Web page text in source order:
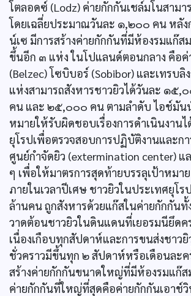
โตลอดซ์ (Lodz) ค่ายกักกันเชล์มโนสามา
โดยเฉลี่ยประมาณวันละ ๑,๒๐๐ คน หลั
น์เซ มีการสร้างค่ายกักกันที่มีห้องรมแก๊ส
ขึ้นอีก ๓ แห่ง ในโปแลนด์ตอนกลาง คือค่
(Belzec) โซบิบอร์ (Sobibor) และเทรบลิ
แห่งสามารถสังหารชาวยิวได้วันละ ๑๕
คน และ ๒๕,๐๐๐ คน ตามลำดับ ไอช์มัน
หมายให้รับผิดชอบเรื่องการดำเนินงานไ
ยุโรปเพื่อตรวจสอบการปฏิบัติงานและก
ศูนย์กำจัดยิว (extermination center) แ
ๆ เพื่อให้มาตรการสุดท้ายบรรลุเป้าหมา
ภายในเวลาปีเศษ ชาวยิวในประเทศยุโ
ล้านคน ถูกสังหารด้วยแก๊สในค่ายกักกันทั้
วาดต้อนชาวยิวในดินแดนที่เยอรมนียึดค
เนื่องเกือบทุกสัปดาห์และการขนส่งชาวยิ
ชั่วคราวมีขึ้นทุก ๒ สัปดาห์หรือเดือนละค
สร้างค่ายกักกันขนาดใหญ่ที่มีห้องรมแก๊ส
ค่ายกักกันที่ใหญ่ที่สุดคือค่ายกักกันเอาช์